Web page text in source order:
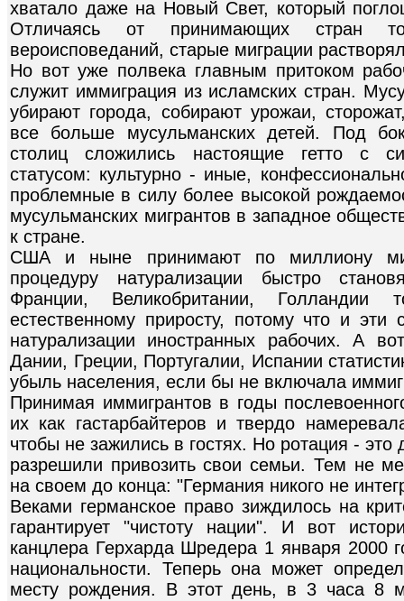
хватало даже на Новый Свет, который
Отличаясь от принимающих стран
вероисповеданий, старые миграции
Но вот уже полвека главным притоком
служит иммиграция из исламских стран.
убирают города, собирают урожаи,
все больше мусульманских детей. Под
столиц сложились настоящие гетто с
статусом: культурно - иные,
проблемные в силу более высокой
мусульманских мигрантов в западное
к стране.
США и ныне принимают по миллиону
процедуру натурализации быстро
Франции, Великобритании, Голландии
естественному приросту, потому что и эти
натурализации иностранных рабочих. А
Дании, Греции, Португалии, Испании
убыль населения, если бы не включала
Принимая иммигрантов в годы
их как гастарбайтеров и твердо
чтобы не зажились в гостях. Но ротация - это
разрешили привозить свои семьи. Тем не
на своем до конца: "Германия никого не
Веками германское право зиждилось на
гарантирует "чистоту нации". И вот
канцлера Герхарда Шредера 1 января 2000
национальности. Теперь она может
месту рождения. В этот день, в 3 часа 8